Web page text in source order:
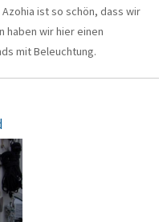
ist so schön, dass wir
haben wir hier einen
mit Beleuchtung.